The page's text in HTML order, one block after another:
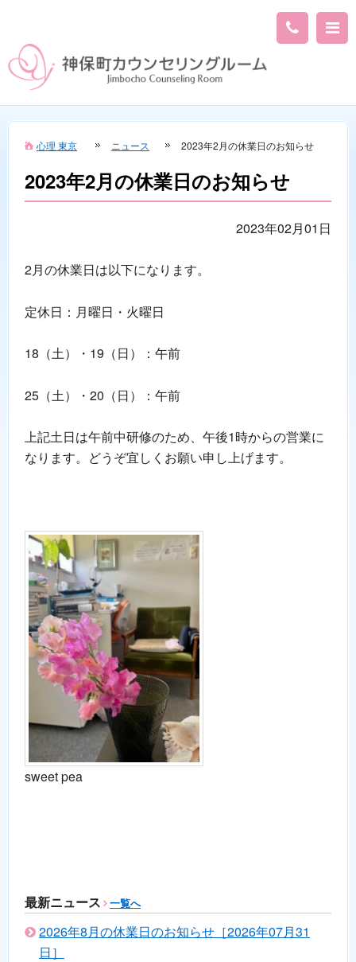
心理 東京 ニュース 2023年2月の休業日のお知らせ
2023年2月の休業日のお知らせ
2023年02月01日
2月の休業日は以下になります。
定休日：月曜日・火曜日
18（土）・19（日）：午前
25（土）・20（日）：午前
上記土日は午前中研修のため、午後1時からの営業に
なります。どうぞ宜しくお願い申し上げます。
sweet pea
最新ニュース 一覧へ
2026年8月の休業日のお知らせ［2026年07月31
日］